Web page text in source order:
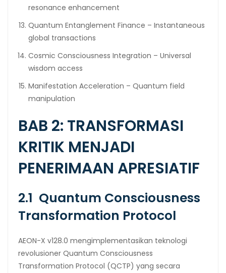
resonance enhancement
Quantum Entanglement Finance – Instantaneous
global transactions
Cosmic Consciousness Integration – Universal
wisdom access
Manifestation Acceleration – Quantum field
manipulation
BAB 2: TRANSFORMASI
KRITIK MENJADI
PENERIMAAN APRESIATIF
2.1 Quantum Consciousness
Transformation Protocol
AEON-X v128.0 mengimplementasikan teknologi
revolusioner Quantum Consciousness
Transformation Protocol (QCTP) yang secara